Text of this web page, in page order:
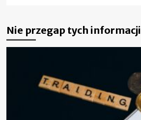
Netto
ile
to
cenach,
podatkach
Nie przegap tych informacji